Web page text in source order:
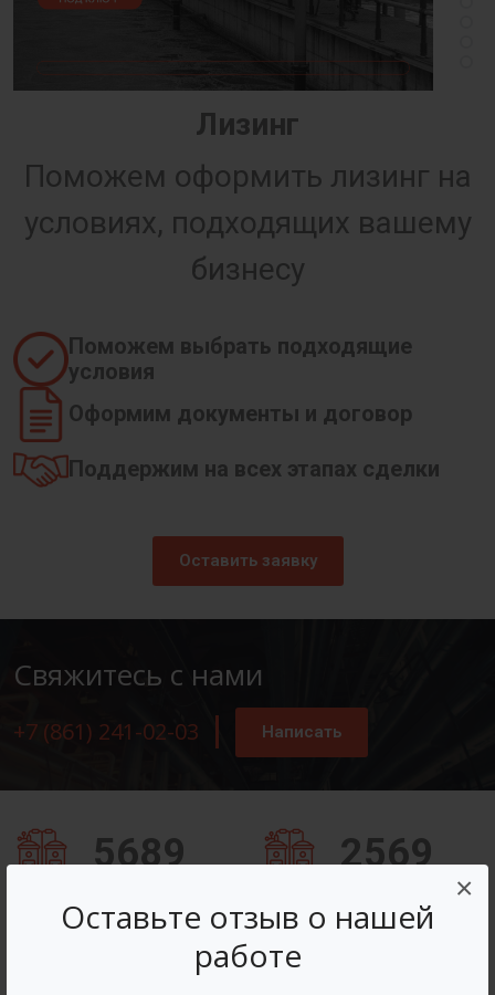
Оставьте отзыв о нашей
работе
×
Лизинг
Поможем оформить лизинг на
условиях, подходящих вашему
бизнесу
Поможем выбрать подходящие
условия
Оформим документы и договор
Поддержим на всех этапах сделки
Оставить заявку
Свяжитесь с нами
+7 (861) 241-02-03 Написать
5689 2569